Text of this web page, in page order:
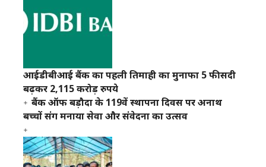
आईडीबीआई बैंक का पहली तिमाही का मुनाफा 5 फीसदी
बढ़कर 2,115 करोड़ रुपये
बैंक ऑफ बड़ौदा के 119वें स्थापना दिवस पर अनाथ
बच्चों संग मनाया सेवा और संवेदना का उत्सव